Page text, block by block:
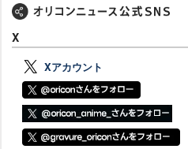
X
Xアカウント